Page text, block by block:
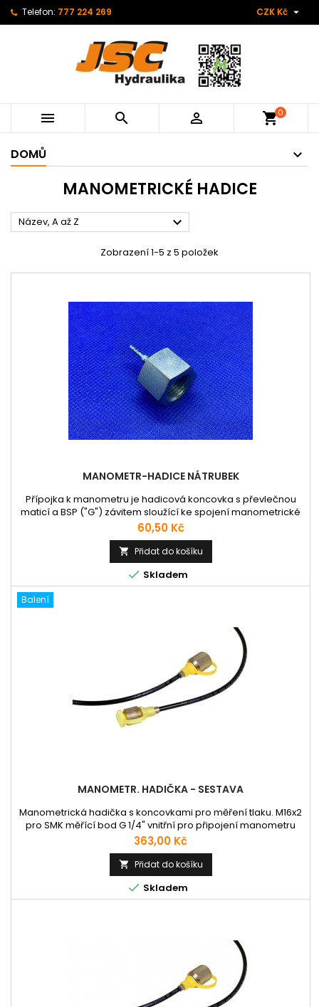
Telefon: 777 224 269 CZK Kč 
   shopping_cart0
DOMŮ
MANOMETRICKÉ HADICE
Název, A až Z 
Zobrazení 1-5 z 5 položek
MANOMETR-HADICE NÁTRUBEK
Přípojka k manometru je hadicová koncovka s převlečnou
maticí a BSP ("G") závitem sloužící ke spojení manometrické
hadice a manometru. Nátrubky pro obě strany
manometrických hadic. Například: M16x2 pro SMK měřící bod
G 1/4" matka pro připojení manometru
Cena
60,50 Kč
 Přidat do košíku
 Skladem
Balení
MANOMETR. HADIČKA - SESTAVA
Manometrická hadička s koncovkami pro měření tlaku. M16x2
pro SMK měřící bod G 1/4" vnitřní pro připojení manometru
Délka +- 400mm
Cena
363,00 Kč
 Přidat do košíku
 Skladem